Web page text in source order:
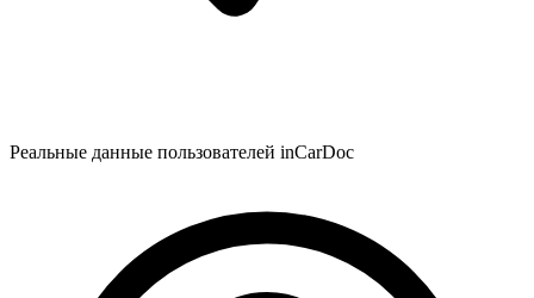
Реальные данные пользователей inCarDoc